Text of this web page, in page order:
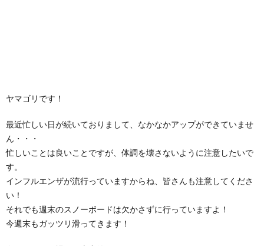
ヤマゴリです！
最近忙しい日が続いておりまして、なかなかアップができていませ
ん・・・
忙しいことは良いことですが、体調を壊さないように注意したいで
す。
インフルエンザが流行っていますからね、皆さんも注意してくださ
い！
それでも週末のスノーボードは欠かさずに行っていますよ！
今週末もガッツリ滑ってきます！